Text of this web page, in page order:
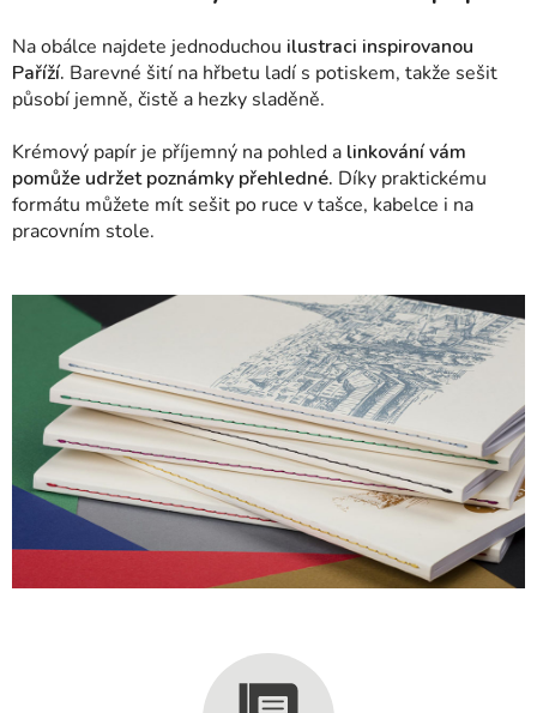
Na obálce najdete jednoduchou ilustraci inspirovanou
Paříží. Barevné šití na hřbetu ladí s potiskem, takže sešit
působí jemně, čistě a hezky sladěně.
Krémový papír je příjemný na pohled a linkování vám
pomůže udržet poznámky přehledné. Díky praktickému
formátu můžete mít sešit po ruce v tašce, kabelce i na
pracovním stole.